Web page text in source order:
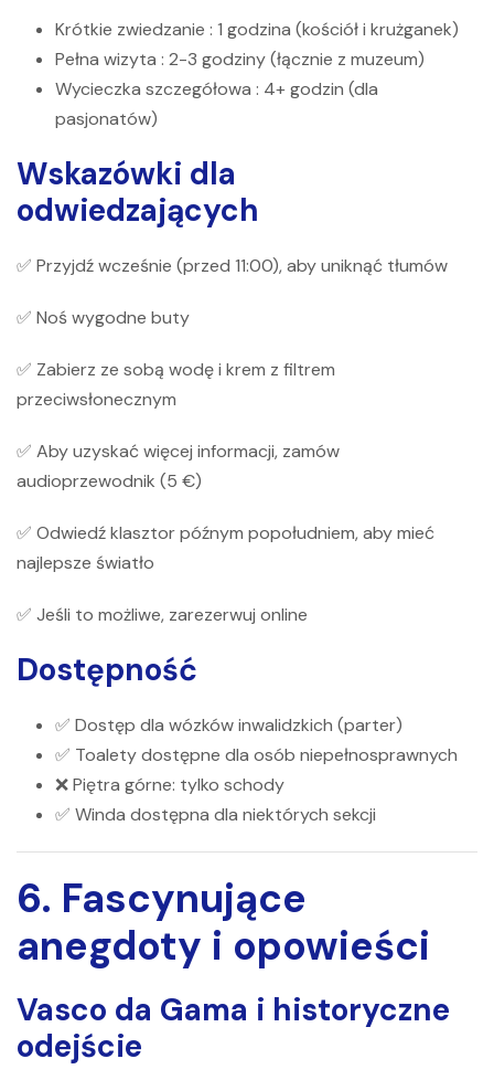
Krótkie zwiedzanie : 1 godzina (kościół i krużganek)
Pełna wizyta : 2-3 godziny (łącznie z muzeum)
Wycieczka szczegółowa : 4+ godzin (dla
pasjonatów)
Wskazówki dla
odwiedzających
✅ Przyjdź wcześnie (przed 11:00), aby uniknąć tłumów
✅ Noś wygodne buty
✅ Zabierz ze sobą wodę i krem ​​z filtrem
przeciwsłonecznym
✅ Aby uzyskać więcej informacji, zamów
audioprzewodnik (5 €)
✅ Odwiedź klasztor późnym popołudniem, aby mieć
najlepsze światło
✅ Jeśli to możliwe, zarezerwuj online
Dostępność
✅ Dostęp dla wózków inwalidzkich (parter)
✅ Toalety dostępne dla osób niepełnosprawnych
❌ Piętra górne: tylko schody
✅ Winda dostępna dla niektórych sekcji
6. Fascynujące
anegdoty i opowieści
Vasco da Gama i historyczne
odejście